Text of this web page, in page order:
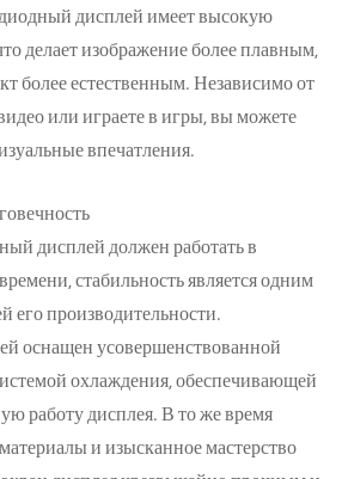
дисплей имеет высокую
делает изображение более плавным,
более естественным. Независимо от
или играете в игры, вы можете
впечатления.
дисплей должен работать в
стабильность является одним
его производительности.
оснащен усовершенствованной
охлаждения, обеспечивающей
работу дисплея. В то же время
и изысканное мастерство